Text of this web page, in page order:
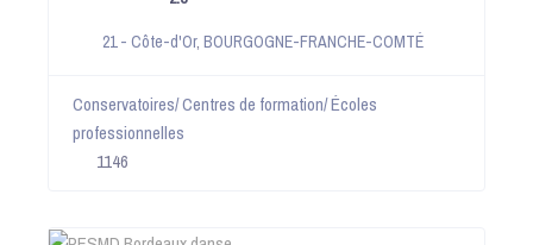
21 - Côte-d'Or, BOURGOGNE-FRANCHE-COMTÉ
Conservatoires/ Centres de formation/ Écoles
professionnelles
1146